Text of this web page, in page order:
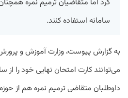
کرد اما متقاضیان ترمیم نمره
سامانه استفاده کنند.
به گزارش پیوست، وزارت آموزش و
داوطلبان متقاضی ترمیم نمره هم از